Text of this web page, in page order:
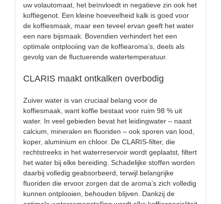
uw volautomaat, het beïnvloedt in negatieve zin ook het
koffiegenot. Een kleine hoeveelheid kalk is goed voor
de koffiesmaak, maar een teveel ervan geeft het water
een nare bijsmaak. Bovendien verhindert het een
optimale ontplooiing van de koffiearoma’s, deels als
gevolg van de fluctuerende watertemperatuur.
CLARIS maakt ontkalken overbodig
Zuiver water is van cruciaal belang voor de
koffiesmaak, want koffie bestaat voor ruim 98 % uit
water. In veel gebieden bevat het leidingwater – naast
calcium, mineralen en fluoriden – ook sporen van lood,
koper, aluminium en chloor. De CLARIS-filter, die
rechtstreeks in het waterreservoir wordt geplaatst, filtert
het water bij elke bereiding. Schadelijke stoffen worden
daarbij volledig geabsorbeerd, terwijl belangrijke
fluoriden die ervoor zorgen dat de aroma’s zich volledig
kunnen ontplooien, behouden blijven. Dankzij de